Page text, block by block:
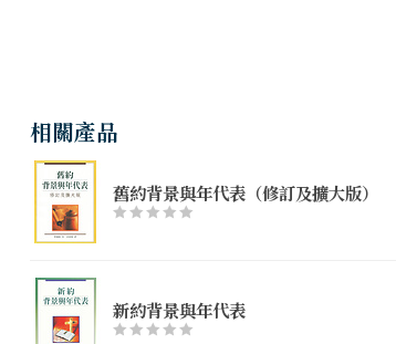
相關產品
舊約背景與年代表（修訂及擴大版）
新約背景與年代表